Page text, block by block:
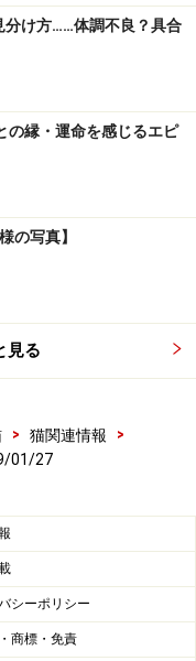
分け方……体調不良？具合
の縁・運命を感じるエピ
の写真】
見る
> 猫関連情報
>
01/27
シーポリシー
商標・免責